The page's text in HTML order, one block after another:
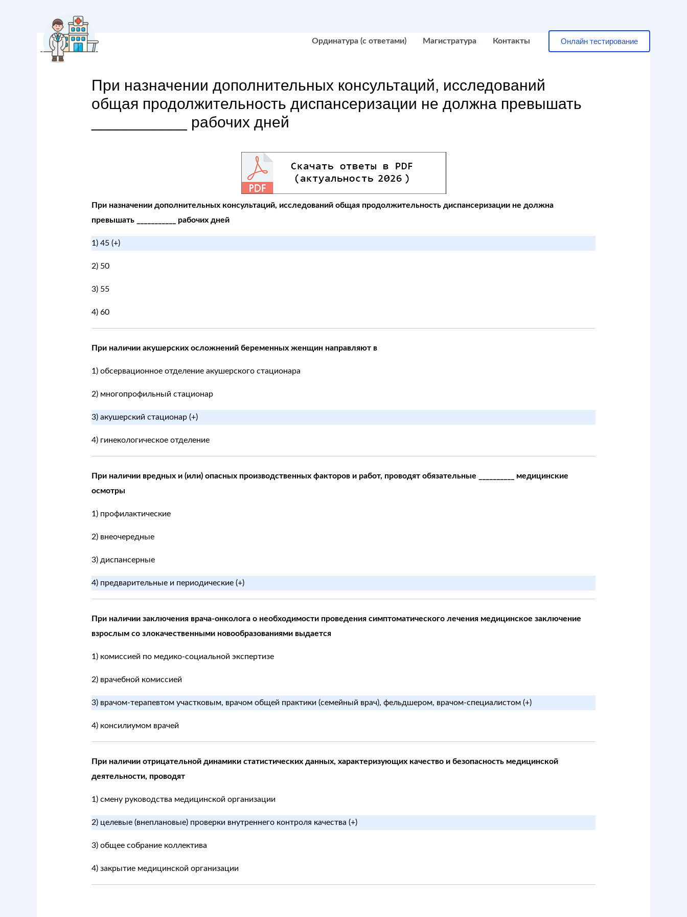
Ординатура (с ответами) Магистратура Контакты Онлайн тестирование
При назначении дополнительных консультаций, исследований
общая продолжительность диспансеризации не должна превышать
___________ рабочих дней
При назначении дополнительных консультаций, исследований общая продолжительность диспансеризации не должна
превышать ___________ рабочих дней
1) 45 (+)
2) 50
3) 55
4) 60
При наличии акушерских осложнений беременных женщин направляют в
1) обсервационное отделение акушерского стационара
2) многопрофильный стационар
3) акушерский стационар (+)
4) гинекологическое отделение
При наличии вредных и (или) опасных производственных факторов и работ, проводят обязательные __________ медицинские
осмотры
1) профилактические
2) внеочередные
3) диспансерные
4) предварительные и периодические (+)
При наличии заключения врача-онколога о необходимости проведения симптоматического лечения медицинское заключение
взрослым со злокачественными новообразованиями выдается
1) комиссией по медико-социальной экспертизе
2) врачебной комиссией
3) врачом-терапевтом участковым, врачом общей практики (семейный врач), фельдшером, врачом-специалистом (+)
4) консилиумом врачей
При наличии отрицательной динамики статистических данных, характеризующих качество и безопасность медицинской
деятельности, проводят
1) смену руководства медицинской организации
2) целевые (внеплановые) проверки внутреннего контроля качества (+)
3) общее собрание коллектива
4) закрытие медицинской организации